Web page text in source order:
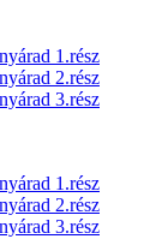
1.rész
2.rész
3.rész
1.rész
2.rész
3.rész